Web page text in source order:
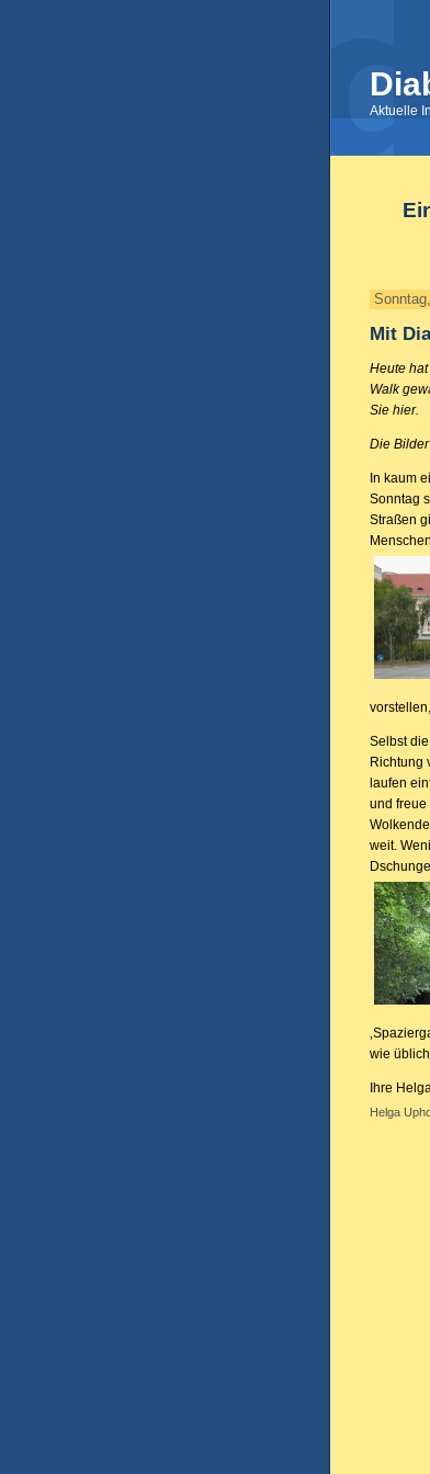
Aktuelle
Mit
Heute
Walk
Sie hier.
Die
In kaum
Sonntag
Straßen
Selbst
Richtung
laufen
und freue
weit.
wie
Ihre
Helga